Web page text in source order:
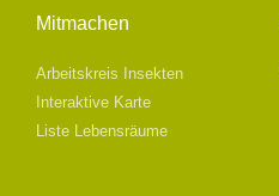
Mitmachen
Arbeitskreis Insekten
Interaktive Karte
Liste Lebensräume